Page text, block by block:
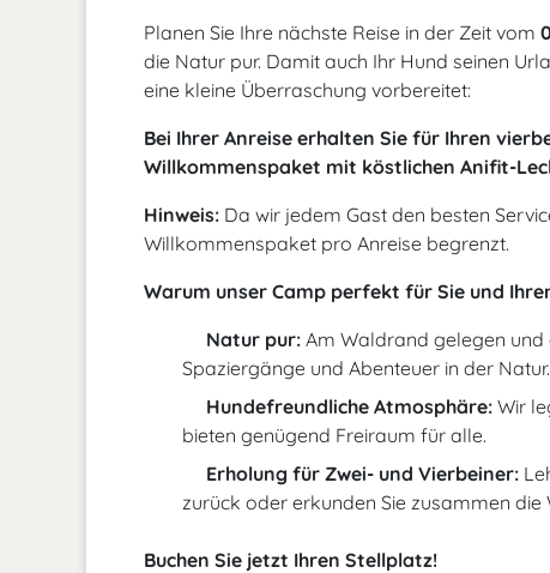
Planen Sie Ihre nächste Reise in der Zeit vom
die Natur pur. Damit auch Ihr Hund seinen
eine kleine Überraschung vorbereitet:
Bei Ihrer Anreise erhalten Sie für Ihren
Willkommenspaket mit köstlichen Anifit-
Hinweis: Da wir jedem Gast den besten
Willkommenspaket pro Anreise begrenzt.
Warum unser Camp perfekt für Sie und
Natur pur: Am Waldrand gelegen
Spaziergänge und Abenteuer in der Natur.
Hundefreundliche Atmosphäre: Wir
bieten genügend Freiraum für alle.
Erholung für Zwei- und Vierbeiner:
zurück oder erkunden Sie zusammen die
Buchen Sie jetzt Ihren Stellplatz!